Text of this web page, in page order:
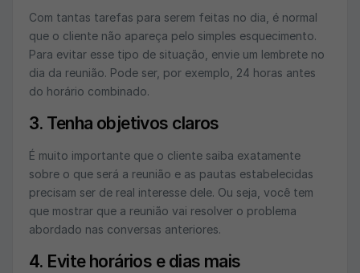
Com tantas tarefas para serem feitas no dia, é normal
que o cliente não apareça pelo simples esquecimento.
Para evitar esse tipo de situação, envie um lembrete no
dia da reunião. Pode ser, por exemplo, 24 horas antes
do horário combinado.
3. Tenha objetivos claros
É muito importante que o cliente saiba exatamente
sobre o que será a reunião e as pautas estabelecidas
precisam ser de real interesse dele. Ou seja, você tem
que mostrar que a reunião vai resolver o problema
abordado nas conversas anteriores.
4. Evite horários e dias mais